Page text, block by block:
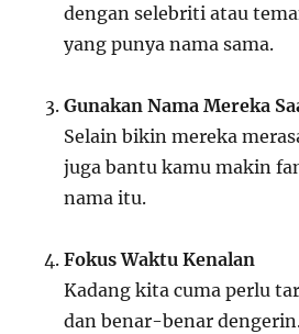
dengan selebriti atau
yang punya nama sama.
Gunakan Nama Mereka
Selain bikin mereka
juga bantu kamu makin
nama itu.
Fokus Waktu Kenalan
Kadang kita cuma perlu
dan benar-benar